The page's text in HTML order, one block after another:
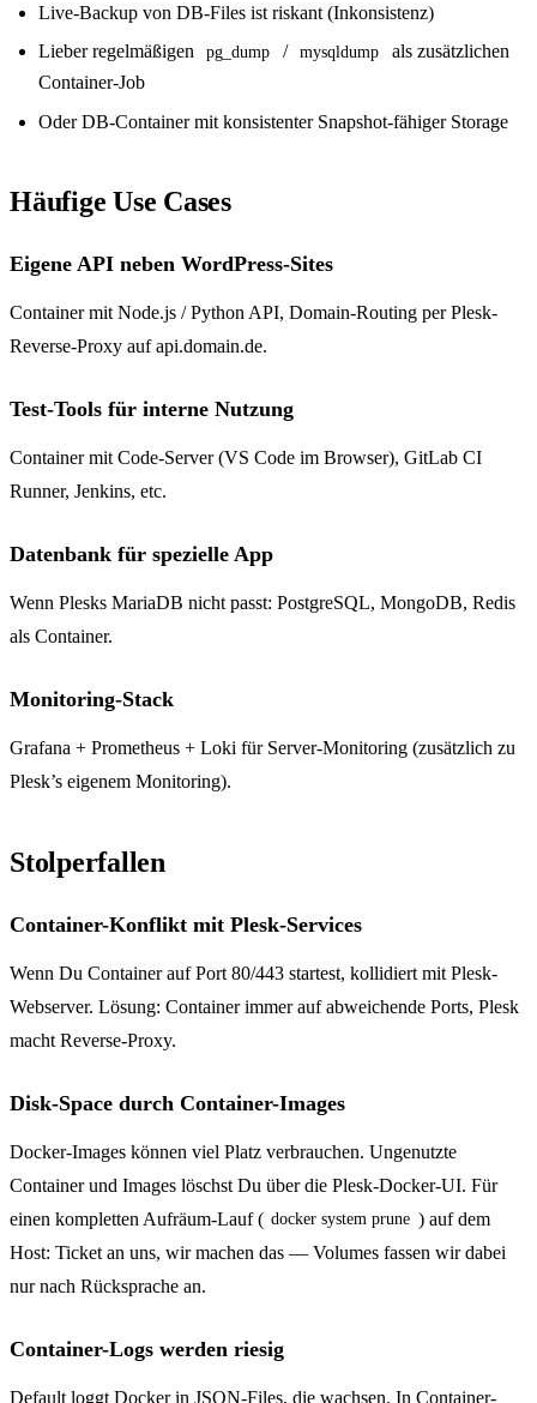
Live-Backup von DB-Files ist riskant (Inkonsistenz)
Lieber regelmäßigen
pg_dump / mysqldump
als zusätzlichen
Container-Job
Oder DB-Container mit konsistenter Snapshot-fähiger Storage
Häufige Use Cases
Eigene API neben WordPress-Sites
Container mit Node.js / Python API, Domain-Routing per Plesk-
Reverse-Proxy auf api.domain.de.
Test-Tools für interne Nutzung
Container mit Code-Server (VS Code im Browser), GitLab CI
Runner, Jenkins, etc.
Datenbank für spezielle App
Wenn Plesks MariaDB nicht passt: PostgreSQL, MongoDB, Redis
als Container.
Monitoring-Stack
Grafana + Prometheus + Loki für Server-Monitoring (zusätzlich zu
Plesk’s eigenem Monitoring).
Stolperfallen
Container-Konflikt mit Plesk-Services
Wenn Du Container auf Port 80/443 startest, kollidiert mit Plesk-
Webserver. Lösung: Container immer auf abweichende Ports, Plesk
macht Reverse-Proxy.
Disk-Space durch Container-Images
Docker-Images können viel Platz verbrauchen. Ungenutzte
Container und Images löschst Du über die Plesk-Docker-UI. Für
einen kompletten Aufräum-Lauf ( docker system prune ) auf dem
Host: Ticket an uns, wir machen das — Volumes fassen wir dabei
nur nach Rücksprache an.
Container-Logs werden riesig
Default loggt Docker in JSON-Files, die wachsen. In Container-